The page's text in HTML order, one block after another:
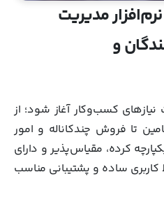
مدیریت
و
نیازهای کسب‌وکار آغاز شود؛ از
تا فروش چندکاناله و امور
کرده، مقیاس‌پذیر و دارای
ساده و پشتیبانی مناسب